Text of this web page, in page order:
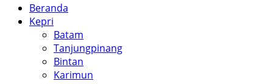
Beranda
Kepri
Batam
Tanjungpinang
Bintan
Karimun